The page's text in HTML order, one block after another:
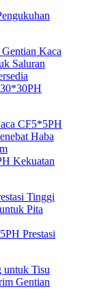
Kekuatan
Prestasi